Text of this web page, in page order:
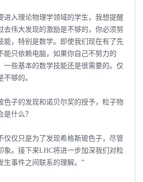
入理论物理学领域的学生，我想提醒
去伟大发现的激励是不够的，你必须努
能，特别是数学。即使我们现在有了先
能只依赖电脑，如果你自己不努力的
一些基本的数学技能还是很需要的。仅
够的。
子的发现和诺贝尔奖的授予，粒子物
什么？
仅只是为了发现希格斯玻色子，尽管
象。接下来LHC将进一步加深我们对粒
生事件之间联系的理解。”